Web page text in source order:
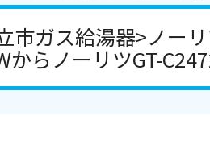
市ガス給湯器>ノー
からノーリツGT-